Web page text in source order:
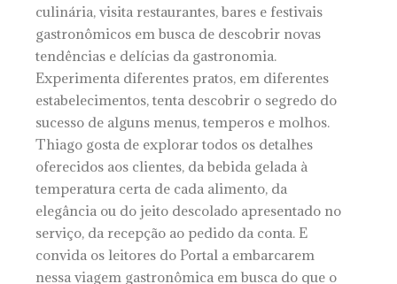
culinária, visita restaurantes, bares e festivais
gastronômicos em busca de descobrir novas
tendências e delícias da gastronomia.
Experimenta diferentes pratos, em diferentes
estabelecimentos, tenta descobrir o segredo do
sucesso de alguns menus, temperos e molhos.
Thiago gosta de explorar todos os detalhes
oferecidos aos clientes, da bebida gelada à
temperatura certa de cada alimento, da
elegância ou do jeito descolado apresentado no
serviço, da recepção ao pedido da conta. E
convida os leitores do Portal a embarcarem
nessa viagem gastronômica em busca do que o